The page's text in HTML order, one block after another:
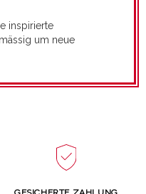
inspirierte
um neue